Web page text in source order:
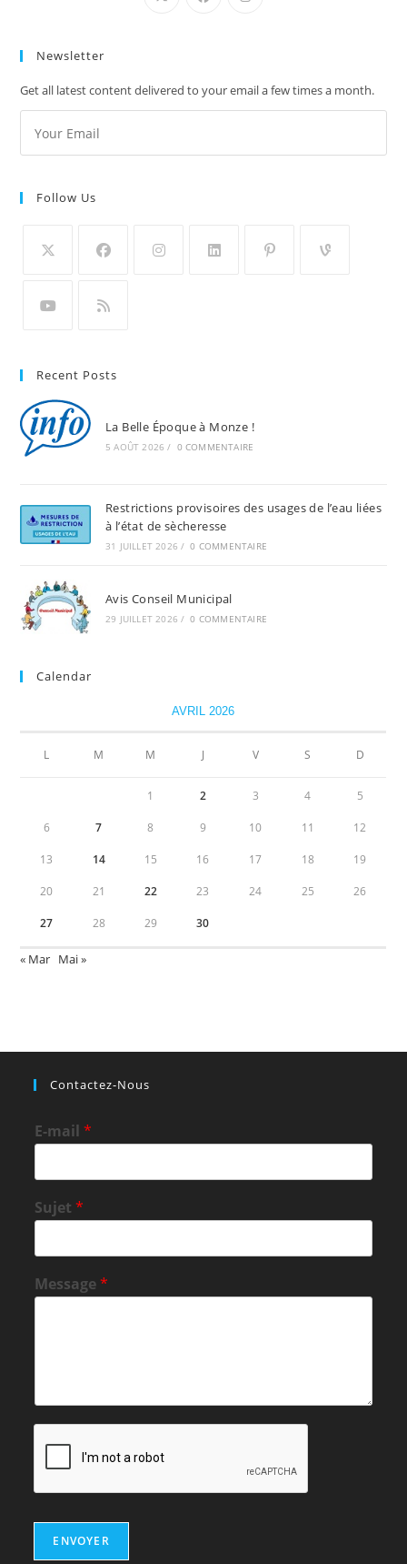
Newsletter
Get all latest content delivered to your email a few times a month.
Follow Us
Recent Posts
La Belle Époque à Monze !
5 AOÛT 2026 / 0 COMMENTAIRE
Restrictions provisoires des usages de l’eau liées
à l’état de sècheresse
31 JUILLET 2026 / 0 COMMENTAIRE
Avis Conseil Municipal
29 JUILLET 2026 / 0 COMMENTAIRE
Calendar
AVRIL 2026
L M M J V S D
1 2 3 4 5
6 7 8 9 10 11 12
13 14 15 16 17 18 19
20 21 22 23 24 25 26
27 28 29 30
« Mar Mai »
Contactez-Nous
E-mail*
Sujet*
Message*
ENVOYER